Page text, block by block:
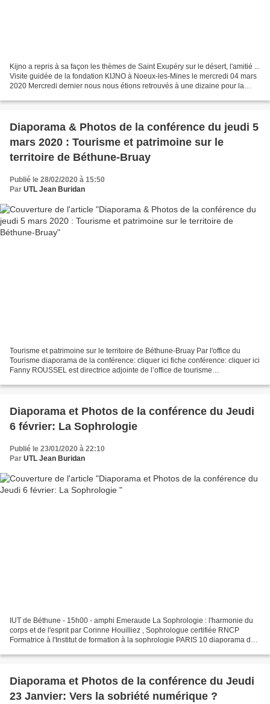
Kijno a repris à sa façon les thèmes de Saint Exupéry sur le désert, l'amitié ...
Visite guidée de la fondation KIJNO à Noeux-les-Mines le mercredi 04 mars
2020 Mercredi dernier nous nous étions retrouvés à une dizaine pour la
Diaporama & Photos de la conférence du jeudi 5
mars 2020 : Tourisme et patrimoine sur le
territoire de Béthune-Bruay
Publié le 28/02/2020 à 15:50
Par UTL Jean Buridan
Tourisme et patrimoine sur le territoire de Béthune-Bruay Par l'office du
Tourisme diaporama de la conférence: cliquer ici fiche conférence: cliquer ici
Fanny ROUSSEL est directrice adjointe de l’office de tourisme
Diaporama et Photos de la conférence du Jeudi
6 février: La Sophrologie
Publié le 23/01/2020 à 22:10
Par UTL Jean Buridan
IUT de Béthune - 15h00 - amphi Emeraude La Sophrologie : l'harmonie du
corps et de l'esprit par Corinne Houilliez , Sophrologue certifiée RNCP
Formatrice à l'Institut de formation à la sophrologie PARIS 10 diaporama de
Diaporama et Photos de la conférence du Jeudi
23 Janvier: Vers la sobriété numérique ?